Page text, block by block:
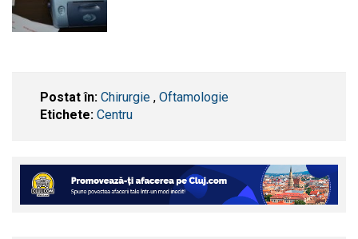
Postat în: Chirurgie , Oftamologie
Etichete: Centru